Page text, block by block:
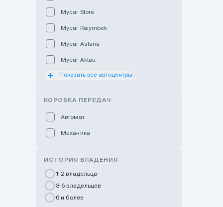
Mycar Store
Mycar Raiymbek
Mycar Astana
Mycar Aktau
Mycar Uralsk
GWM Nurly Zhol
Chery Astana
Показать все автоцентры
КОРОБКА ПЕРЕДАЧ
Автомат
Механика
ИСТОРИЯ ВЛАДЕНИЯ
1-2 владельца
3-5 владельцев
6 и более